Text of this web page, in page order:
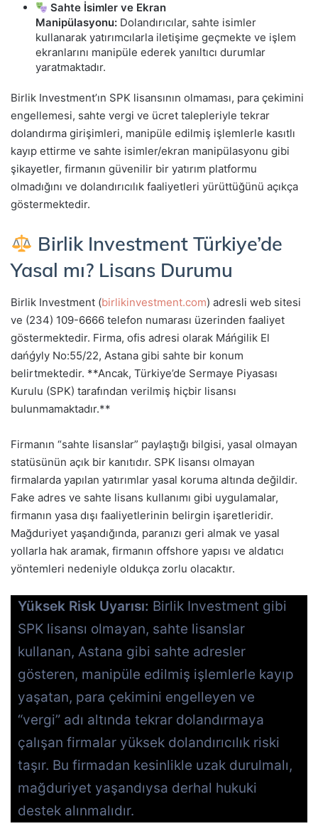
Sahte İsimler ve Ekran
Manipülasyonu: Dolandırıcılar, sahte isimler
kullanarak yatırımcılarla iletişime geçmekte ve işlem
ekranlarını manipüle ederek yanıltıcı durumlar
yaratmaktadır.
Birlik Investment’ın SPK lisansının olmaması, para çekimini
engellemesi, sahte vergi ve ücret talepleriyle tekrar
dolandırma girişimleri, manipüle edilmiş işlemlerle kasıtlı
kayıp ettirme ve sahte isimler/ekran manipülasyonu gibi
şikayetler, firmanın güvenilir bir yatırım platformu
olmadığını ve dolandırıcılık faaliyetleri yürüttüğünü açıkça
göstermektedir.
Birlik Investment Türkiye’de
Yasal mı? Lisans Durumu
Birlik Investment (birlikinvestment.com) adresli web sitesi
ve (234) 109-6666 telefon numarası üzerinden faaliyet
göstermektedir. Firma, ofis adresi olarak Máńgilik El
dańǵyly No:55/22, Astana gibi sahte bir konum
belirtmektedir. **Ancak, Türkiye’de Sermaye Piyasası
Kurulu (SPK) tarafından verilmiş hiçbir lisansı
bulunmamaktadır.**
Firmanın “sahte lisanslar” paylaştığı bilgisi, yasal olmayan
statüsünün açık bir kanıtıdır. SPK lisansı olmayan
firmalarda yapılan yatırımlar yasal koruma altında değildir.
Fake adres ve sahte lisans kullanımı gibi uygulamalar,
firmanın yasa dışı faaliyetlerinin belirgin işaretleridir.
Mağduriyet yaşandığında, paranızı geri almak ve yasal
yollarla hak aramak, firmanın offshore yapısı ve aldatıcı
yöntemleri nedeniyle oldukça zorlu olacaktır.
Yüksek Risk Uyarısı: Birlik Investment gibi
SPK lisansı olmayan, sahte lisanslar
kullanan, Astana gibi sahte adresler
gösteren, manipüle edilmiş işlemlerle kayıp
yaşatan, para çekimini engelleyen ve
“vergi” adı altında tekrar dolandırmaya
çalışan firmalar yüksek dolandırıcılık riski
taşır. Bu firmadan kesinlikle uzak durulmalı,
mağduriyet yaşandıysa derhal hukuki
destek alınmalıdır.